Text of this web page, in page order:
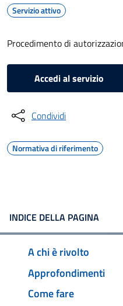
Servizio attivo
Procedimento di
Accedi al servizio
Condividi
Normativa di riferimento
INDICE DELLA PAGINA
A chi è rivolto
Approfondimenti
Come fare